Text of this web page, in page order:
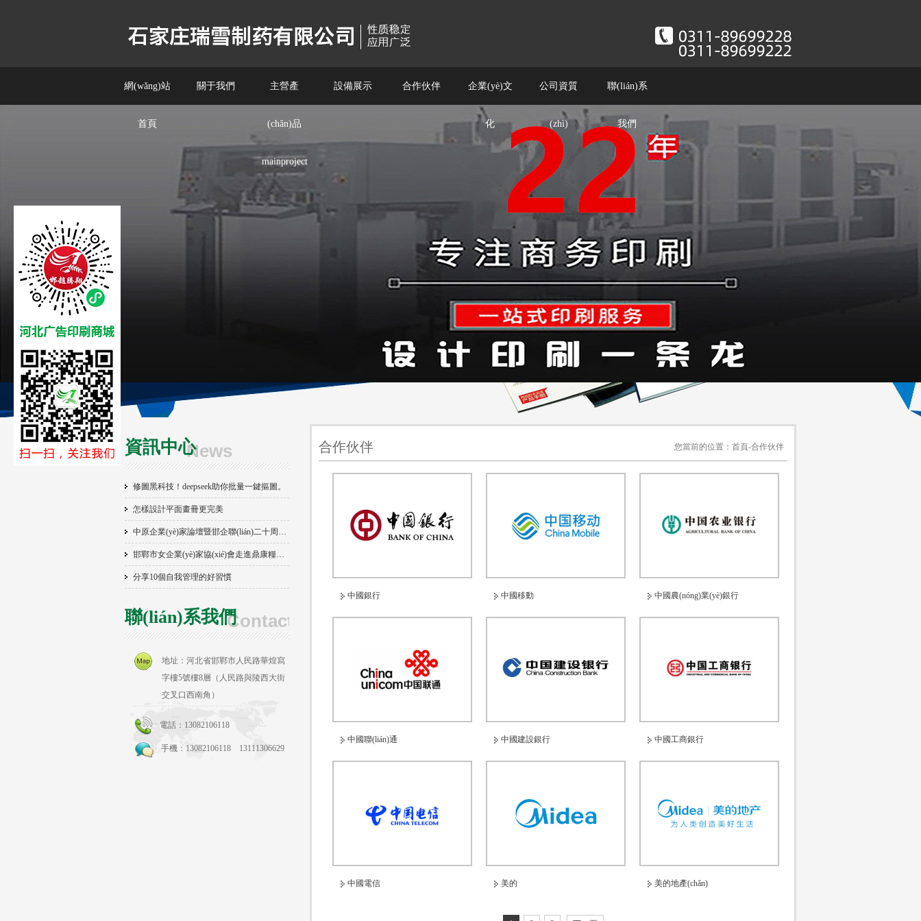
網(wǎng)站
首頁
關于我們 主營產
(chǎn)品
mainproject
設備展示 合作伙伴 企業(yè)文
化
公司資質
(zhì)
聯(lián)系
我們
資訊中心News
修圖黑科技！deepseek助你批量一鍵摳圖。
怎樣設計平面畫冊更完美
中原企業(yè)家論壇暨邯企聯(lián)二十周年慶典隆重舉行
邯鄲市女企業(yè)家協(xié)會走進鼎康糧油召開冬季助企促銷精準服務座談會
分享10個自我管理的好習慣
聯(lián)系我們Contact us
地址：河北省邯鄲市人民路華煌寫
字樓5號樓8層（人民路與陵西大街
交叉口西南角）
電話：13082106118
手機：13082106118 13111306629
合作伙伴 您當前的位置： 首頁-合作伙伴
中國銀行 中國移動 中國農(nóng)業(yè)銀行
中國聯(lián)通 中國建設銀行 中國工商銀行
中國電信 美的 美的地產(chǎn)